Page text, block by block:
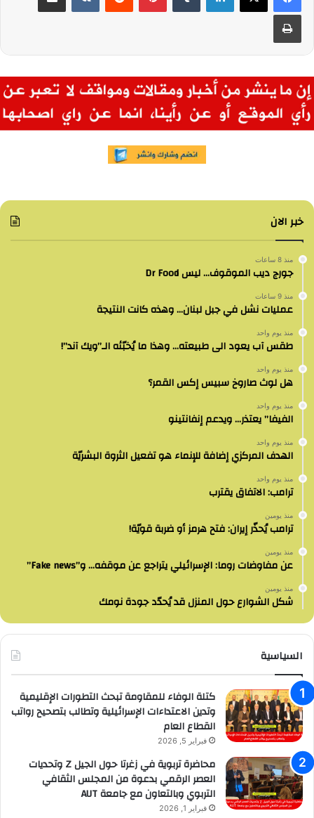
طباعة
خبر الان
منذ 8 ساعات
جورج ديب الموقوف… ليس Dr Food
منذ 9 ساعات
عمليات نشل في جبل لبنان… وهذه كانت النتيجة
منذ يوم واحد
طقس آب يعود الى طبيعته… وهذا ما يُخبّئه الـ”ويك آند”!
منذ يوم واحد
هل لوث صاروخ سبيس إكس القمر؟
منذ يوم واحد
الفيفا” يعتذر… ويدعم إنفانتينو
منذ يوم واحد
الهدف المركزي إضافة للإنماء هو تفعيل الثروة البشريّة
منذ يوم واحد
ترامب: الاتفاق يقترب
منذ يومين
ترامب يُحذّر إيران: فتح هرمز أو ضربة قويّة!
منذ يومين
عن مفاوضات روما: الإسرائيلي يتراجع عن موقفه… و”Fake news”
منذ يومين
شكل الشوارع حول المنزل قد يُحدّد جودة نومك
السياسية
كتلة الوفاء للمقاومة تبحث التطورات الإقليمية
وتدين الاعتداءات الإسرائيلية وتطالب بتصحيح رواتب
القطاع العام
فبراير 5, 2026
محاضرة تربوية في زغرتا حول الجيل Z وتحديات
العصر الرقمي بدعوة من المجلس الثقافي
التربوي وبالتعاون مع جامعة AUT
فبراير 1, 2026